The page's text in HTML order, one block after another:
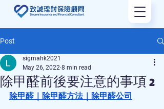
Post
除甲醛前後要注意的事項 2
sigmahk2021
May 26, 2022 8 min read
除甲醛 ｜ 除甲醛方法｜ 除甲醛公司